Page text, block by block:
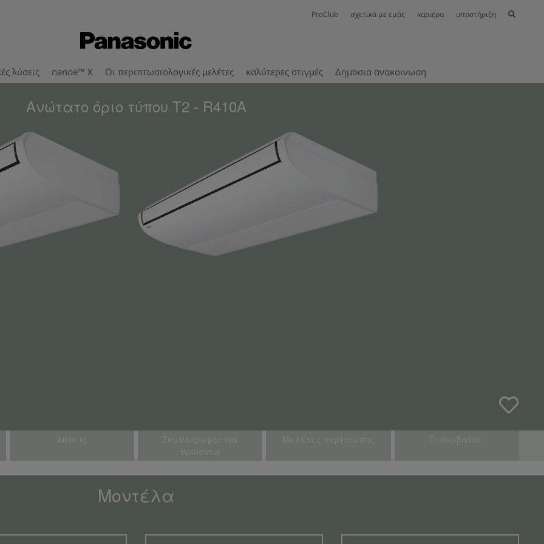
ProClub σχετικά με εμάς καριέρα υποστήριξη
λύσεις nanoe™ X Οι περιπτωσιολογικές μελέτες καλύτερες στιγμές Δημοσια ανακοινωση
Ανώτατο όριο τύπου T2 - R410A
Μοντέλα